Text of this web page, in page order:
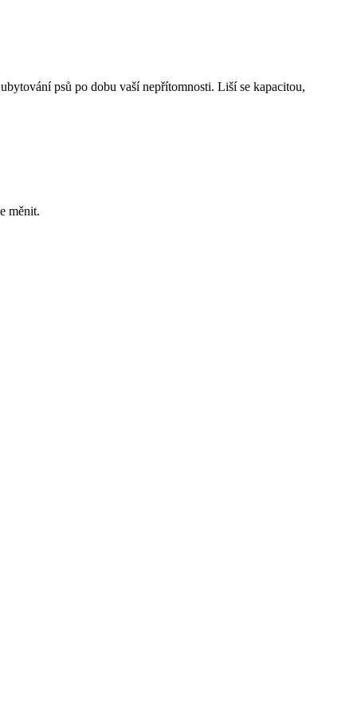
psů po dobu vaší nepřítomnosti. Liší se kapacitou,
měnit.